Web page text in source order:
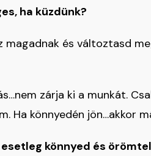
ha küzdünk?
és változtasd
zárja ki a munkát.
Ha könnyedén jön…akkor
könnyed és